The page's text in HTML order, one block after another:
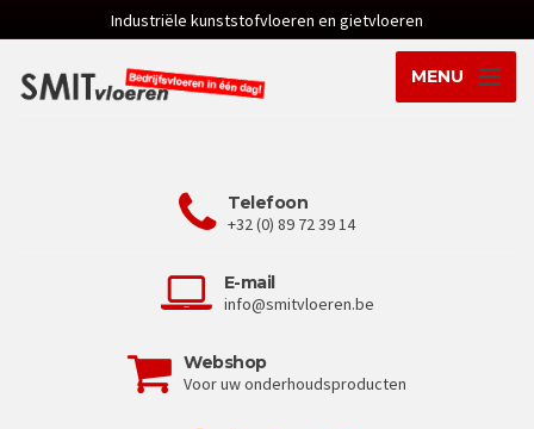
Industriële kunststofvloeren en gietvloeren
MENU
Telefoon
+32 (0) 89 72 39 14
E-mail
info@smitvloeren.be
Webshop
Voor uw onderhoudsproducten